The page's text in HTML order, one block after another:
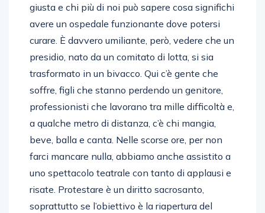
giusta e chi più di noi può sapere cosa significhi
avere un ospedale funzionante dove potersi
curare. È davvero umiliante, però, vedere che un
presidio, nato da un comitato di lotta, si sia
trasformato in un bivacco. Qui c’è gente che
soffre, figli che stanno perdendo un genitore,
professionisti che lavorano tra mille difficoltà e,
a qualche metro di distanza, c’è chi mangia,
beve, balla e canta. Nelle scorse ore, per non
farci mancare nulla, abbiamo anche assistito a
uno spettacolo teatrale con tanto di applausi e
risate. Protestare è un diritto sacrosanto,
soprattutto se l’obiettivo è la riapertura del